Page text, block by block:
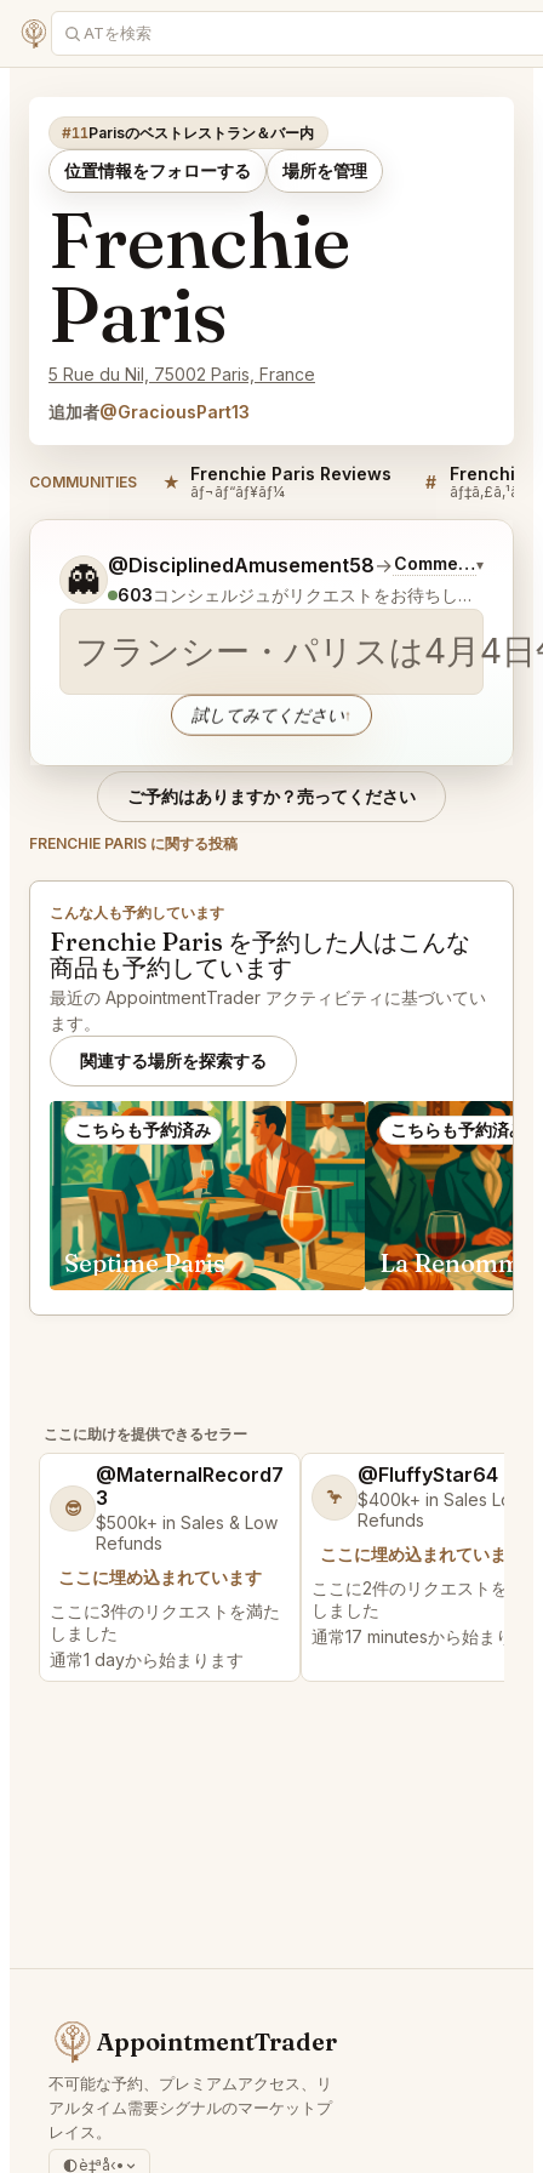
#11Parisのベストレストラン＆バー内
位置情報をフォローする 場所を管理
Frenchie
Paris
5 Rue du Nil, 75002 Paris, France
追加者@GraciousPart13
COMMUNITIES ★ Frenchie Paris Reviews
ãƒ¬ãƒ“ãƒ¥ãƒ¼ # Frenchie
👻 @DisciplinedAmusement58→Commentary on
▾
603 コンシェルジュがリクエストをお待ちしています
フラン
試してみてください↑
ご希望についてもう少し詳しく教えてください。
ご予約はありますか？売ってください
FRENCHIE PARIS に関する投稿
こんな人も予約しています
Frenchie Paris を予約した人はこんな
商品も予約しています
最近の AppointmentTrader アクティビティに基づいてい
ます。
関連する場所を探索する
こちらも予約済み
Septime Paris
こちらも予約済み
La
ここに助けを提供できるセラー
😎
@MaternalRecord7
3
$500k+ in Sales & Low
Refunds
ここに埋め込まれています
ここに3件のリクエストを満た
しました
通常1 dayから始まります
🦩
@FluffyStar64
$400k+ in Sales Low
Refunds
ここに埋め込まれています
ここに2件のリクエストを満た
しました
通常17 minutesから始まりま
AppointmentTrader
不可能な予約、プレミアムアクセス、リ
アルタイム需要シグナルのマーケットプ
レイス。
è‡ªå‹•